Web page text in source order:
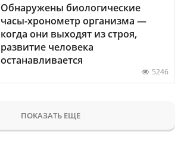
Обнаружены биологические
часы-хронометр организма —
когда они выходят из строя,
развитие человека
останавливается
5246
ПОКАЗАТЬ ЕЩЕ